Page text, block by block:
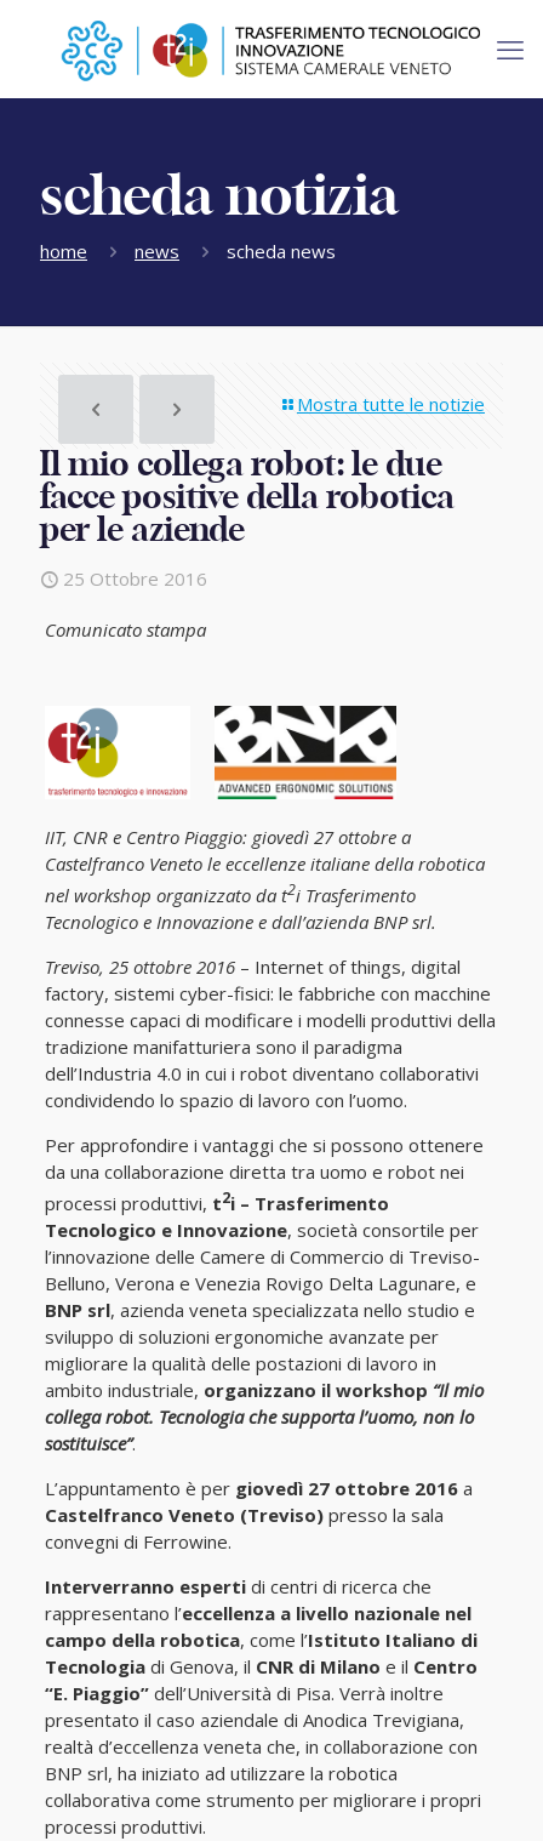
scheda notizia
home news scheda news
Mostra tutte le notizie
Il mio collega robot: le due
facce positive della robotica
per le aziende
25 Ottobre 2016
Comunicato stampa
IIT, CNR e Centro Piaggio: giovedì 27 ottobre a
Castelfranco Veneto le eccellenze italiane della robotica
nel workshop organizzato da t2i Trasferimento
Tecnologico e Innovazione e dall’azienda BNP srl.
Treviso, 25 ottobre 2016– Internet of things, digital
factory, sistemi cyber-fisici: le fabbriche con macchine
connesse capaci di modificare i modelli produttivi della
tradizione manifatturiera sono il paradigma
dell’Industria 4.0 in cui i robot diventano collaborativi
condividendo lo spazio di lavoro con l’uomo.
Per approfondire i vantaggi che si possono ottenere
da una collaborazione diretta tra uomo e robot nei
processi produttivi, t2i – Trasferimento
Tecnologico e Innovazione, società consortile per
l’innovazione delle Camere di Commercio di Treviso-
Belluno, Verona e Venezia Rovigo Delta Lagunare, e
BNP srl, azienda veneta specializzata nello studio e
sviluppo di soluzioni ergonomiche avanzate per
migliorare la qualità delle postazioni di lavoro in
ambito industriale, organizzano il workshop “Il mio
collega robot. Tecnologia che supporta l’uomo, non lo
sostituisce”.
L’appuntamento è per giovedì 27 ottobre 2016a
Castelfranco Veneto (Treviso) presso la sala
convegni di Ferrowine.
Interverranno esperti di centri di ricerca che
rappresentano l’eccellenza a livello nazionale nel
campo della robotica, come l’Istituto Italiano di
Tecnologiadi Genova, il CNR di Milano e il Centro
“E. Piaggio”dell’Università di Pisa. Verrà inoltre
presentato il caso aziendale di Anodica Trevigiana,
realtà d’eccellenza veneta che, in collaborazione con
BNP srl, ha iniziato ad utilizzare la robotica
collaborativa come strumento per migliorare i propri
processi produttivi.